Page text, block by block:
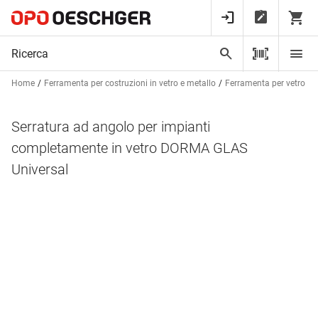
Home Ferramenta per costruzioni in vetro e metallo Ferramenta per vetro
Serratura ad angolo per impianti
completamente in vetro DORMA GLAS
Universal